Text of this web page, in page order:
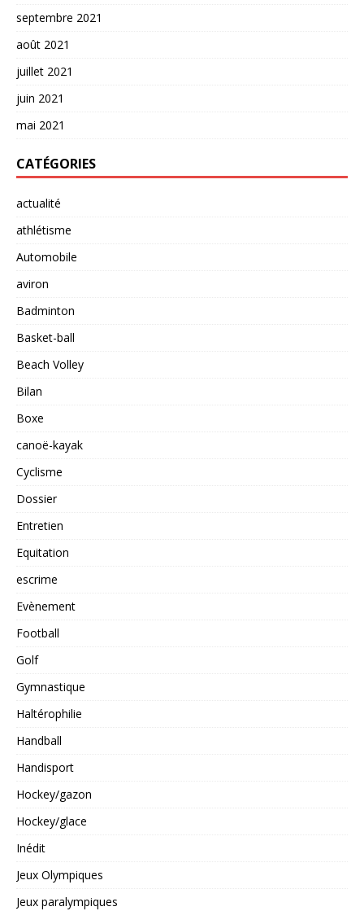
septembre 2021
août 2021
juillet 2021
juin 2021
mai 2021
CATÉGORIES
actualité
athlétisme
Automobile
aviron
Badminton
Basket-ball
Beach Volley
Bilan
Boxe
canoë-kayak
Cyclisme
Dossier
Entretien
Equitation
escrime
Evènement
Football
Golf
Gymnastique
Haltérophilie
Handball
Handisport
Hockey/gazon
Hockey/glace
Inédit
Jeux Olympiques
Jeux paralympiques